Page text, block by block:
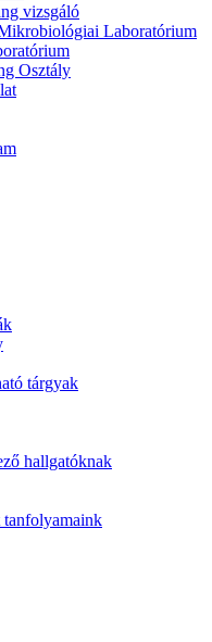
vizsgáló
Laboratórium
Osztály
tárgyak
hallgatóknak